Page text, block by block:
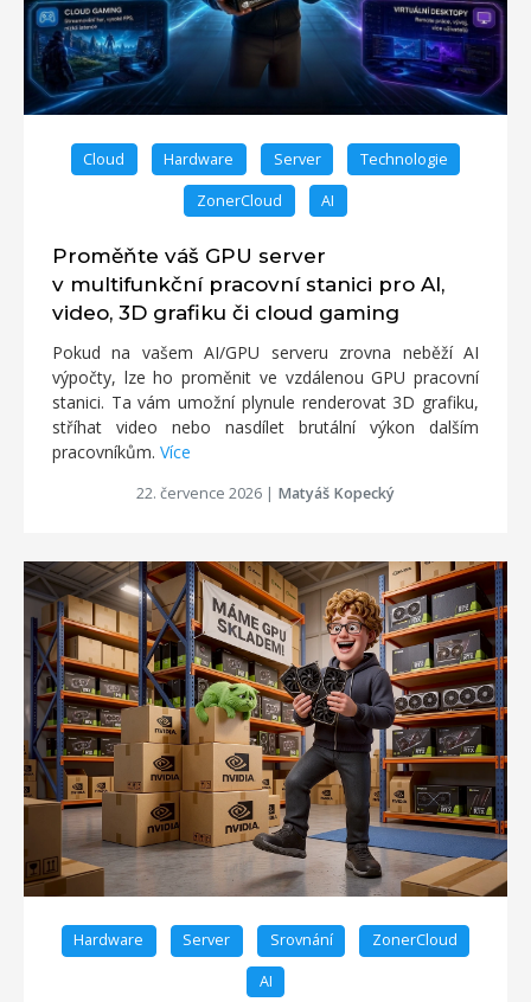
Cloud Hardware Server Technologie
ZonerCloud AI
Proměňte váš GPU server
v multifunkční pracovní stanici pro AI,
video, 3D grafiku či cloud gaming
Pokud na vašem AI/GPU serveru zrovna neběží AI
výpočty, lze ho proměnit ve vzdálenou GPU pracovní
stanici. Ta vám umožní plynule renderovat 3D grafiku,
stříhat video nebo nasdílet brutální výkon dalším
pracovníkům. Více
22. července 2026 | Matyáš Kopecký
Hardware Server Srovnání ZonerCloud
AI